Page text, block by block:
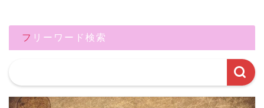
フリーワード検索